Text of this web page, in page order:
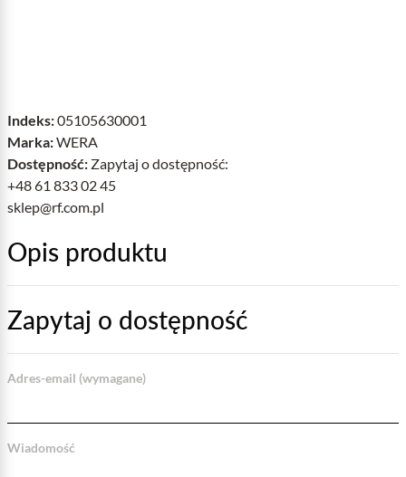
Indeks:05105630001
Marka:WERA
Dostępność: Zapytaj o dostępność:
+48 61 833 02 45
sklep@rf.com.pl
Opis produktu
Zapytaj o dostępność
Adres-email (wymagane)
Wiadomość